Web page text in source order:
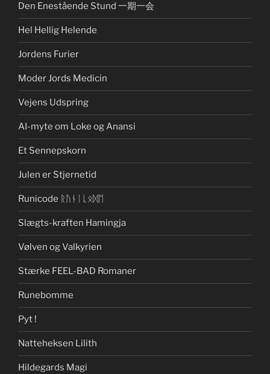
Den Enestående Stund 一期一会
Hel Hellig Helende
Jordens Furier
Moder Jords Medicin
Vejens Udspring
AI-myte om Loke og Anansi
Et Sennepskorn
Julen er Stjernetid
Runicode ᚱᚢᚾᛁᚳᛟᛞᛖ
Slægts-kraften Hamingja
Vølven og Valkyrien
Stærke FEEL-BAD Romaner
Runebomme
Pyt !
Natteheksen Lilith
Hildegards Magi